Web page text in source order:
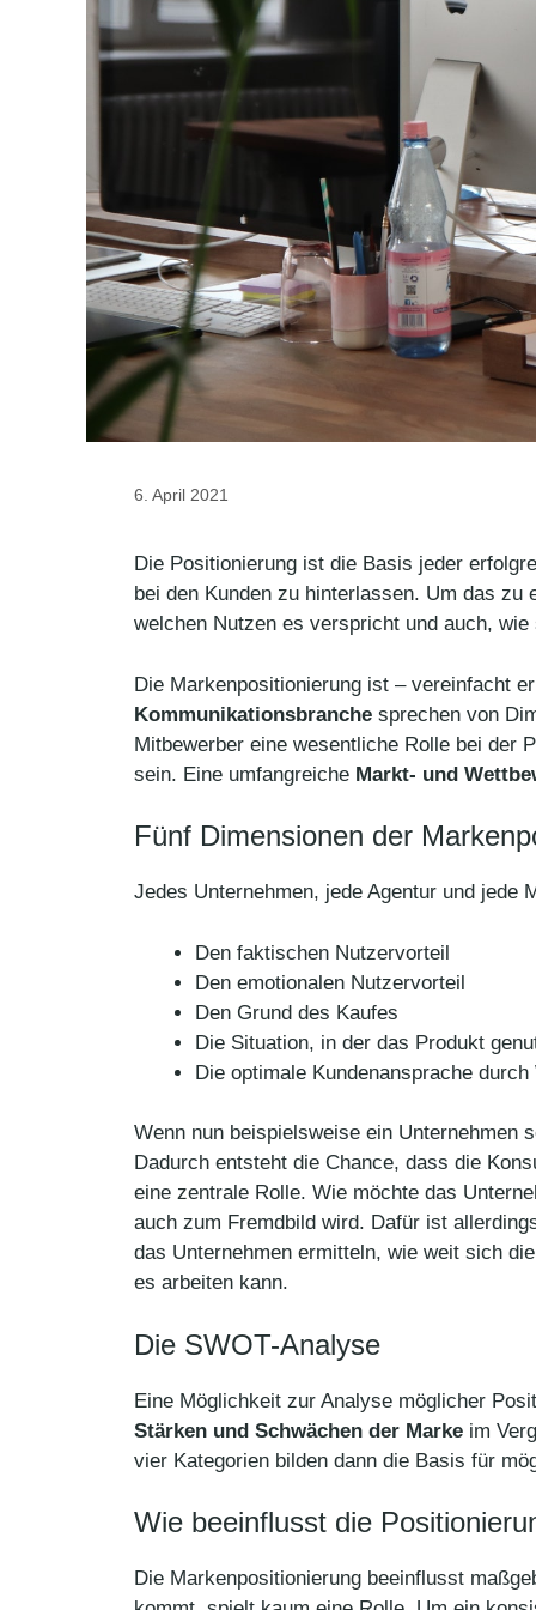
6. April 2021
Die Positionierung ist die Basis jeder
bei den Kunden zu hinterlassen. Um das
welchen Nutzen es verspricht und auch,
Die Markenpositionierung ist – vereinfacht
Kommunikationsbranche sprechen von
Mitbewerber eine wesentliche Rolle bei der
sein. Eine umfangreiche Markt- und
Fünf Dimensionen der
Jedes Unternehmen, jede Agentur und jede
Den faktischen Nutzervorteil
Den emotionalen Nutzervorteil
Den Grund des Kaufes
Die Situation, in der das Produkt
Die optimale Kundenansprache
Wenn nun beispielsweise ein Unternehmen
Dadurch entsteht die Chance, dass die
eine zentrale Rolle. Wie möchte das
auch zum Fremdbild wird. Dafür ist
das Unternehmen ermitteln, wie weit sich
es arbeiten kann.
Die SWOT-Analyse
Eine Möglichkeit zur Analyse möglicher
Stärken und Schwächen der Marke im
vier Kategorien bilden dann die Basis für
Wie beeinflusst die
Die Markenpositionierung beeinflusst